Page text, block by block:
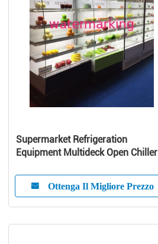
Supermarket Refrigeration
Equipment Multideck Open Chiller
Ottenga Il Migliore Prezzo